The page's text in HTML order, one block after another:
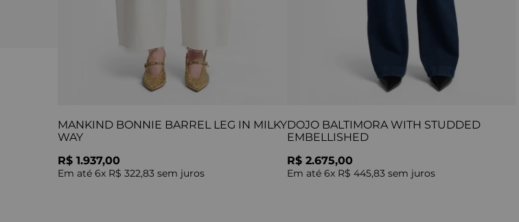
MANKIND BONNIE BARREL LEG IN MILKY
WAY
R$ 1.937,00
Em até 6x R$ 322,83 sem juros
DOJO BALTIMORA WITH STUDDED
EMBELLISHED
R$ 2.675,00
Em até 6x R$ 445,83 sem juros